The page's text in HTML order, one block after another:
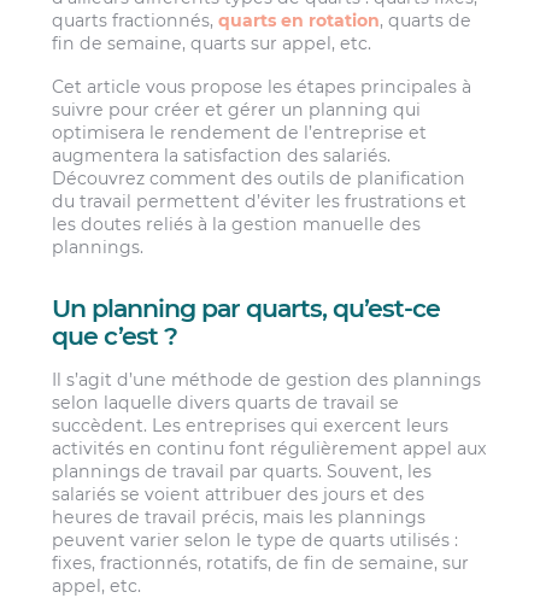
quarts fractionnés,quarts en rotation, quarts de
fin de semaine, quarts sur appel, etc.
Cet article vous propose les étapes principales à
suivre pour créer et gérer un planning qui
optimisera le rendement de l’entreprise et
augmentera la satisfaction des salariés.
Découvrez comment des outils de planification
du travail permettent d’éviter les frustrations et
les doutes reliés à la gestion manuelle des
plannings.
Un planning par quarts, qu’est-ce
que c’est ?
Il s’agit d’une méthode de gestion des plannings
selon laquelle divers quarts de travail se
succèdent. Les entreprises qui exercent leurs
activités en continu font régulièrement appel aux
plannings de travail par quarts. Souvent, les
salariés se voient attribuer des jours et des
heures de travail précis, mais les plannings
peuvent varier selon le type de quarts utilisés :
fixes, fractionnés, rotatifs, de fin de semaine, sur
appel, etc.